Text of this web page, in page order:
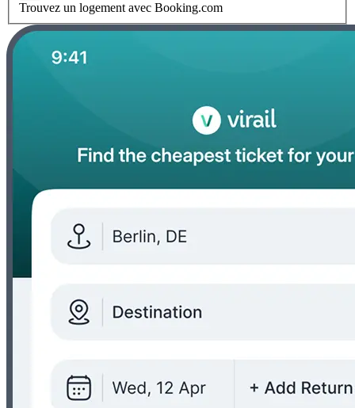
Trouvez un logement avec Booking.com